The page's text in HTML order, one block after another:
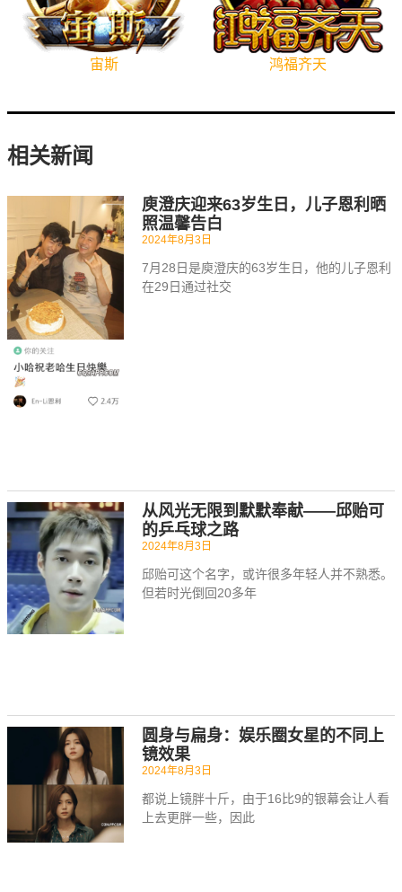
宙斯 鸿福齐天
相关新闻
庾澄庆迎来63岁生日，儿子恩利晒
照温馨告白
2024年8月3日
7月28日是庾澄庆的63岁生日，他的儿子恩利
在29日通过社交
从风光无限到默默奉献——邱贻可
的乒乓球之路
2024年8月3日
邱贻可这个名字，或许很多年轻人并不熟悉。
但若时光倒回20多年
圆身与扁身：娱乐圈女星的不同上
镜效果
2024年8月3日
都说上镜胖十斤，由于16比9的银幕会让人看
上去更胖一些，因此